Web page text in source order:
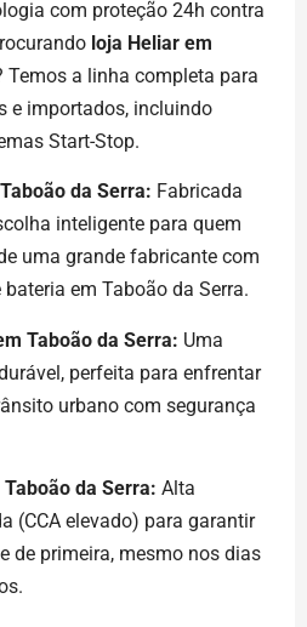
com proteção 24h contra
loja Heliar em
Temos a linha completa para
e importados, incluindo
Start-Stop.
da Serra: Fabricada
inteligente para quem
uma grande fabricante com
em Taboão da Serra.
Taboão da Serra: Uma
perfeita para enfrentar
urbano com segurança
da Serra: Alta
(CCA elevado) para garantir
de primeira, mesmo nos dias